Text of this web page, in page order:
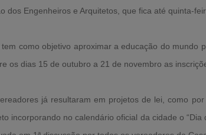
dos Engenheiros e Arquitetos, que fica até quinta-
como objetivo aproximar a educação do mundo
os dias 15 de outubro a 21 de novembro as
já resultaram em projetos de lei, como
incorporando no calendário oficial da cidade o